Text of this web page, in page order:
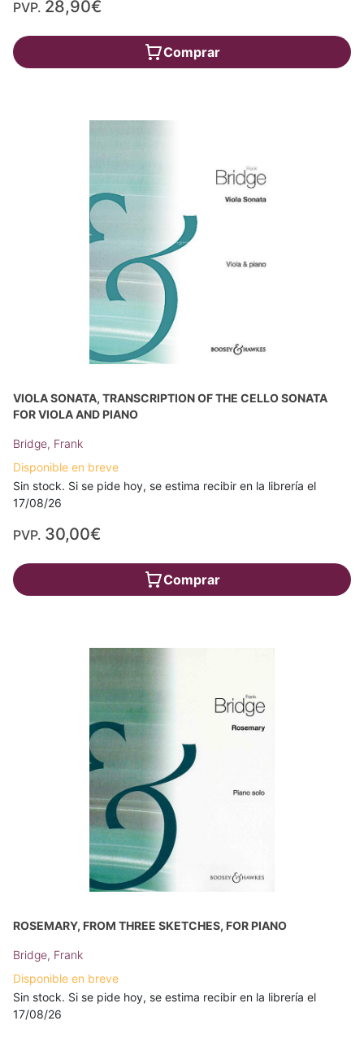
PVP. 28,90€
Comprar
VIOLA SONATA, TRANSCRIPTION OF THE CELLO SONATA
FOR VIOLA AND PIANO
Bridge, Frank
Disponible en breve
Sin stock. Si se pide hoy, se estima recibir en la librería el
17/08/26
PVP. 30,00€
Comprar
ROSEMARY, FROM THREE SKETCHES, FOR PIANO
Bridge, Frank
Disponible en breve
Sin stock. Si se pide hoy, se estima recibir en la librería el
17/08/26